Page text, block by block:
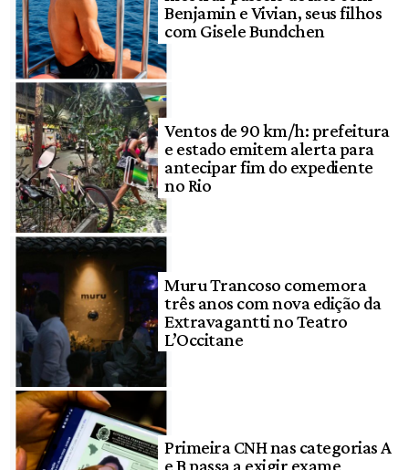
Benjamin e Vivian, seus filhos
com Gisele Bundchen
Ventos de 90 km/h: prefeitura
e estado emitem alerta para
antecipar fim do expediente
no Rio
Muru Trancoso comemora
três anos com nova edição da
Extravagantti no Teatro
L’Occitane
Primeira CNH nas categorias A
e B passa a exigir exame